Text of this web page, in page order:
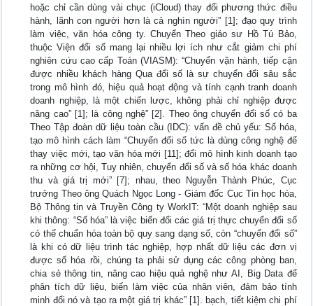
hoặc chỉ cần dùng vài chục (iCloud) thay đổi phương thức điều
hành, lãnh con người hơn là cả nghìn người” [1]; đạo quy trình
làm việc, văn hóa công ty. Chuyển Theo giáo sư Hồ Tú Bảo,
thuộc Viện đổi số mang lại nhiều lợi ích như cắt giảm chi phí
nghiên cứu cao cấp Toán (VIASM): “Chuyển vận hành, tiếp cận
được nhiều khách hàng Qua đổi số là sự chuyển đổi sâu sắc
trong mô hình đó, hiệu quả hoạt động và tính cạnh tranh doanh
doanh nghiệp, là một chiến lược, không phải chỉ nghiệp được
nâng cao” [1]; là công nghệ” [2]. Theo ông chuyển đổi số có ba
Theo Tập đoàn dữ liệu toàn cầu (IDC): vấn đề chủ yếu: Số hóa,
tạo mô hình cách làm “Chuyển đổi số tức là dùng công nghệ để
thay việc mới, tạo văn hóa mới [11]; đổi mô hình kinh doanh tạo
ra những cơ hội, Tuy nhiên, chuyển đổi số và số hóa khác doanh
thu và giá trị mới” [7]; nhau, theo Nguyễn Thành Phúc, Cục
trưởng Theo ông Quách Ngọc Long - Giám đốc Cục Tin học hóa,
Bộ Thông tin và Truyền Công ty WorkIT: “Một doanh nghiệp sau
khi thông: “Số hóa” là việc biến đổi các giá trị thực chuyển đổi số
có thể chuẩn hóa toàn bộ quy sang dạng số, còn “chuyển đổi số”
là khi có dữ liệu trình tác nghiệp, hợp nhất dữ liệu các đơn vị
được số hóa rồi, chúng ta phải sử dụng các công phòng ban,
chia sẻ thông tin, nâng cao hiệu quả nghệ như AI, Big Data để
phân tích dữ liệu, biến làm việc của nhân viên, đảm bảo tính
minh đổi nó và tạo ra một giá trị khác” [1]. bạch, tiết kiệm chi phí